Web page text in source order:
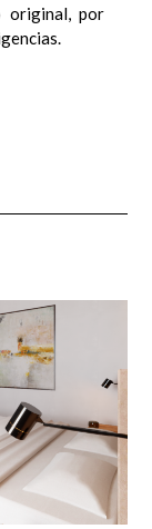
original, por